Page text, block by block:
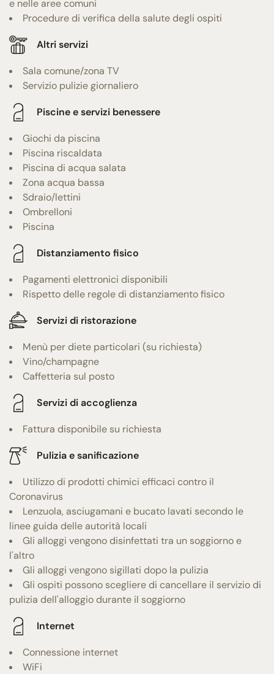
e nelle aree comuni
Procedure di verifica della salute degli ospiti
Altri servizi
Sala comune/zona TV
Servizio pulizie giornaliero
Piscine e servizi benessere
Giochi da piscina
Piscina riscaldata
Piscina di acqua salata
Zona acqua bassa
Sdraio/lettini
Ombrelloni
Piscina
Distanziamento fisico
Pagamenti elettronici disponibili
Rispetto delle regole di distanziamento fisico
Servizi di ristorazione
Menù per diete particolari (su richiesta)
Vino/champagne
Caffetteria sul posto
Servizi di accoglienza
Fattura disponibile su richiesta
Pulizia e sanificazione
Utilizzo di prodotti chimici efficaci contro il
Coronavirus
Lenzuola, asciugamani e bucato lavati secondo le
linee guida delle autorità locali
Gli alloggi vengono disinfettati tra un soggiorno e
l'altro
Gli alloggi vengono sigillati dopo la pulizia
Gli ospiti possono scegliere di cancellare il servizio di
pulizia dell'alloggio durante il soggiorno
Internet
Connessione internet
WiFi